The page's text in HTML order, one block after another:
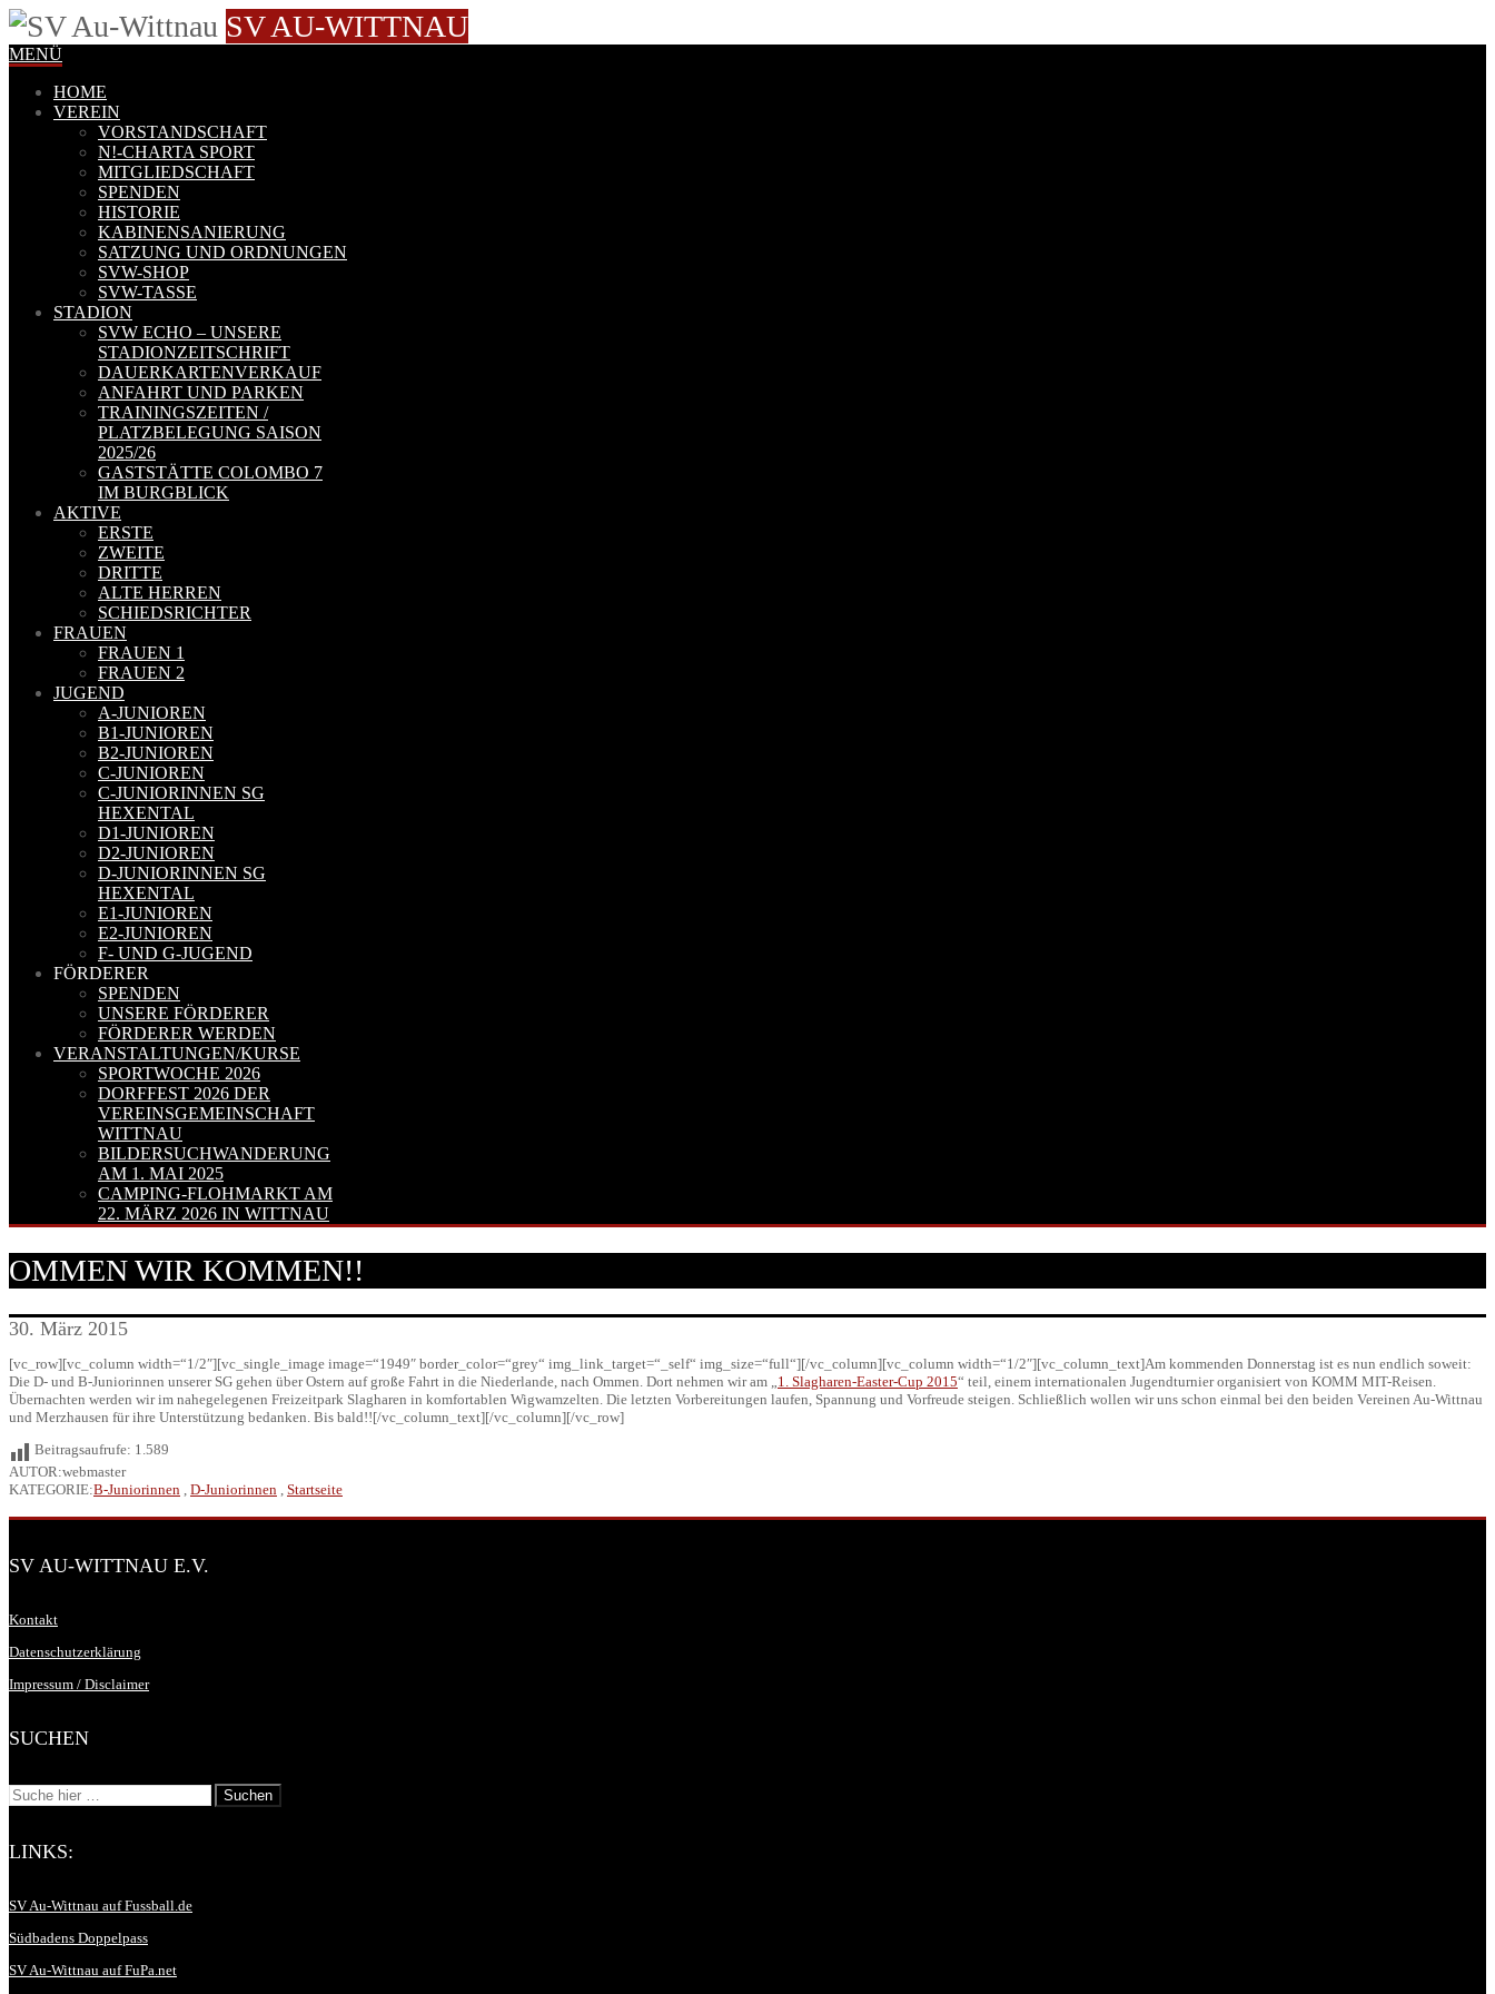
SV AU-WITTNAU
MENÜ
HOME
VEREIN
VORSTANDSCHAFT
N!-CHARTA SPORT
MITGLIEDSCHAFT
SPENDEN
HISTORIE
KABINENSANIERUNG
SATZUNG UND ORDNUNGEN
SVW-SHOP
SVW-TASSE
STADION
SVW ECHO – UNSERE
STADIONZEITSCHRIFT
DAUERKARTENVERKAUF
ANFAHRT UND PARKEN
TRAININGSZEITEN /
PLATZBELEGUNG SAISON
2025/26
GASTSTÄTTE COLOMBO 7
IM BURGBLICK
AKTIVE
ERSTE
ZWEITE
DRITTE
ALTE HERREN
SCHIEDSRICHTER
FRAUEN
FRAUEN 1
FRAUEN 2
JUGEND
A-JUNIOREN
B1-JUNIOREN
B2-JUNIOREN
C-JUNIOREN
C-JUNIORINNEN SG
HEXENTAL
D1-JUNIOREN
D2-JUNIOREN
D-JUNIORINNEN SG
HEXENTAL
E1-JUNIOREN
E2-JUNIOREN
F- UND G-JUGEND
FÖRDERER
SPENDEN
UNSERE FÖRDERER
FÖRDERER WERDEN
VERANSTALTUNGEN/KURSE
SPORTWOCHE 2026
DORFFEST 2026 DER
VEREINSGEMEINSCHAFT
WITTNAU
BILDERSUCHWANDERUNG
AM 1. MAI 2025
CAMPING-FLOHMARKT AM
22. MÄRZ 2026 IN WITTNAU
OMMEN WIR KOMMEN!!
30. März 2015
[vc_row][vc_column width=“1/2″][vc_single_image image=“1949″ border_color=“grey“ img_link_target=“_self“ img_size=“full“][/vc_column][vc_column width=“1/2″][vc_column_text]Am kommenden Donnerstag ist es nun endlich soweit:
Die D- und B-Juniorinnen unserer SG gehen über Ostern auf große Fahrt in die Niederlande, nach Ommen. Dort nehmen wir am „1. Slagharen-Easter-Cup 2015“ teil, einem internationalen Jugendturnier organisiert von KOMM MIT-Reisen.
Übernachten werden wir im nahegelegenen Freizeitpark Slagharen in komfortablen Wigwamzelten. Die letzten Vorbereitungen laufen, Spannung und Vorfreude steigen. Schließlich wollen wir uns schon einmal bei den beiden Vereinen Au-Wittnau
und Merzhausen für ihre Unterstützung bedanken. Bis bald!![/vc_column_text][/vc_column][/vc_row]
Beitragsaufrufe: 1.589
AUTOR:webmaster
KATEGORIE:B-Juniorinnen , D-Juniorinnen , Startseite
SV AU-WITTNAU E.V.
Kontakt
Datenschutzerklärung
Impressum / Disclaimer
SUCHEN
LINKS:
SV Au-Wittnau auf Fussball.de
Südbadens Doppelpass
SV Au-Wittnau auf FuPa.net